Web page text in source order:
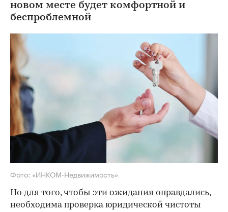
новом месте будет комфортной и
беспроблемной
Фото: «ИНКОМ-Недвижимость»
Но для того, чтобы эти ожидания оправдались,
необходима проверка юридической чистоты